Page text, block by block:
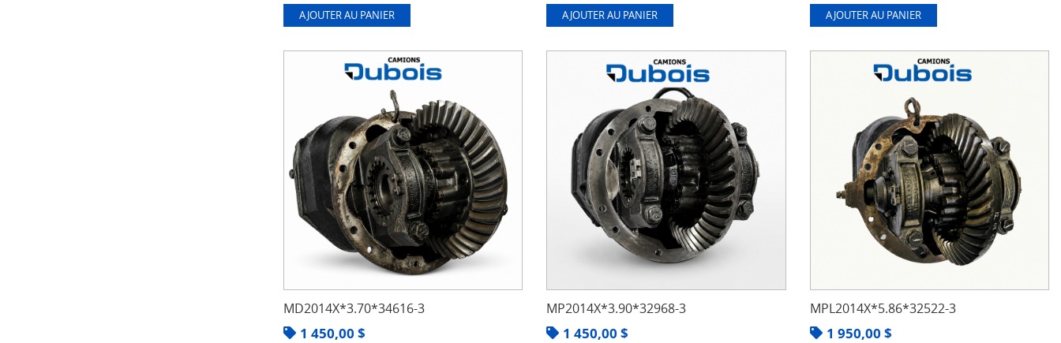
AJOUTER AU PANIER AJOUTER AU PANIER AJOUTER AU PANIER
MD2014X*3.70*34616-3
1 450,00 $
MP2014X*3.90*32968-3
1 450,00 $
MPL2014X*5.86*32522-3
1 950,00 $